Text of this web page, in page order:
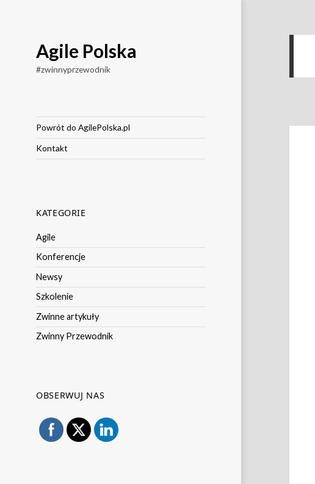
Agile Polska
#zwinnyprzewodnik
Powrót do AgilePolska.pl
Kontakt
KATEGORIE
Agile
Konferencje
Newsy
Szkolenie
Zwinne artykuły
Zwinny Przewodnik
OBSERWUJ NAS